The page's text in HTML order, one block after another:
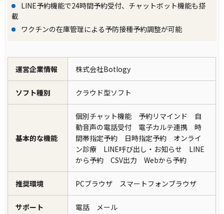
LINE予約機能で24時間予約受付、チャットボット機能も搭
載
ワクチンの在庫管理による予防接種予約調整が可能
運営企業情報 株式会社Botlogy
ソフト種別 クラウド型ソフト
基本的な機能
個別チャット機能 予約リマインド 自
動音声の電話受付 電子カルテ連携 時
間帯指定予約 日時指定予約 オンライ
ン診療 LINE呼び出し・お知らせ LINE
から予約 CSV出力 Webから予約
推奨環境 PCブラウザ スマートフォンブラウザ
サポート 電話 メール